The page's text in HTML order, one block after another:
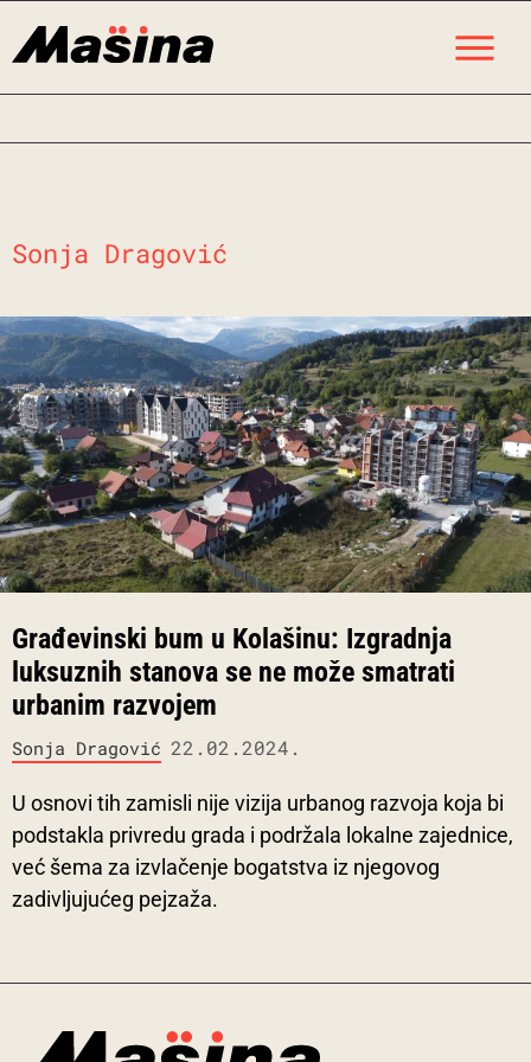
Sonja Dragović
Građevinski bum u Kolašinu: Izgradnja
luksuznih stanova se ne može smatrati
urbanim razvojem
Sonja Dragović 22.02.2024.
U osnovi tih zamisli nije vizija urbanog razvoja koja bi
podstakla privredu grada i podržala lokalne zajednice,
već šema za izvlačenje bogatstva iz njegovog
zadivljujućeg pejzaža.